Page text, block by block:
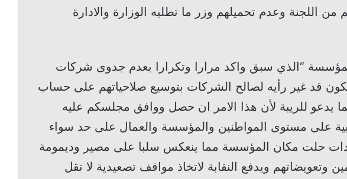
من اللجنة وعدم تحميلهم وزر ما تطلبه الوزارة والادارة
“الذي سبق واكد مرارا وتكرارا بعدم جدوى شركات
قد غير رأيه لصالح الشركات بتوسيع صلاحياتهم على حساب
يدعو للريبة لأن هذا الامر ان حصل ووافق مجلسكم عليه
على مستوى المواطنين والمؤسسة والعمال على حد سواء
حلت مكان المؤسسة مما ينعكس سلبا على مصير وديمومة
وتعويضاتهم ويدفع النقابة لاتخاذ مواقف تصعيدية لا تقل